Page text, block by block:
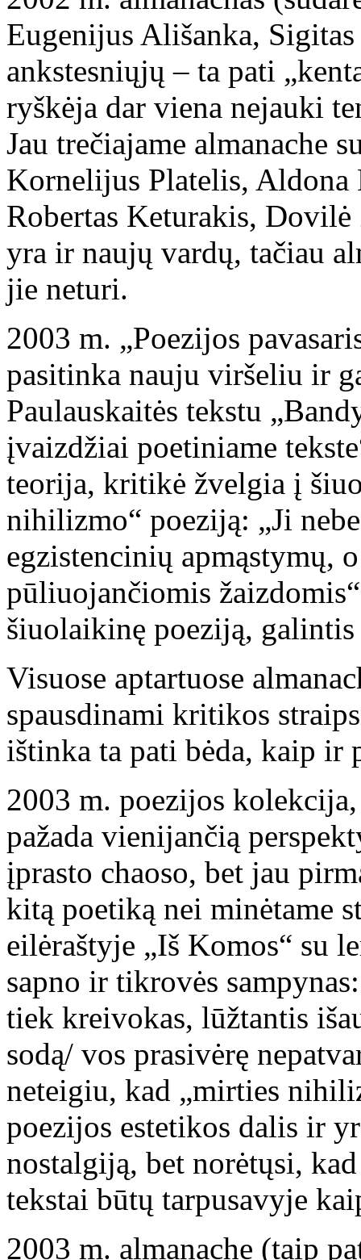
Eugenijus Ališanka,
ankstesniųjų – ta pati
ryškėja dar viena nejauki
Jau trečiajame almanache
Kornelijus Platelis, Aldona
Robertas Keturakis,
yra ir naujų vardų, tačiau
jie neturi.
2003 m. „Poezijos
pasitinka nauju viršeliu ir
Paulauskaitės tekstu
įvaizdžiai poetiniame
teorija, kritikė žvelgia į
nihilizmo“ poeziją: „Ji
egzistencinių apmąstymų,
pūliuojančiomis
šiuolaikinę poeziją,
Visuose aptartuose
spausdinami kritikos
ištinka ta pati bėda, kaip ir
2003 m. poezijos
pažada vienijančią
įprasto chaoso, bet jau
kitą poetiką nei minėtame
eilėraštyje „Iš Komos“ su
sapno ir tikrovės
tiek kreivokas, lūžtantis
sodą/ vos prasivėrę
neteigiu, kad „mirties
poezijos estetikos dalis ir
nostalgiją, bet norėtųsi,
tekstai būtų tarpusavyje
2003 m. almanache (taip